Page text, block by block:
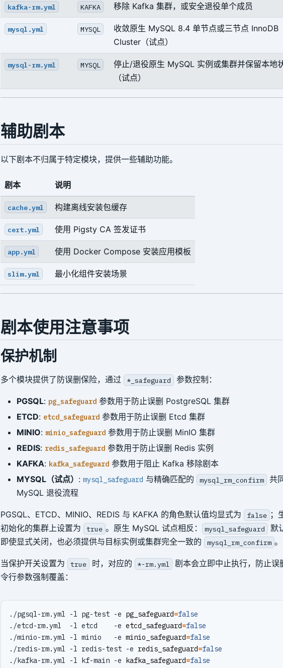
kafka-rm.yml KAFKA 移除 Kafka 集群，或安全退役单个成员
mysql.yml MYSQL
收敛原生 MySQL 8.4 单节点或三节点 InnoDB
Cluster（试点）
mysql-rm.yml MYSQL
停止/退役原生 MySQL 实例或集群并保留本地
（试点）
辅助剧本
以下剧本不归属于特定模块，提供一些辅助功能。
剧本 说明
cache.yml 构建离线安装包缓存
cert.yml 使用 Pigsty CA 签发证书
app.yml 使用 Docker Compose 安装应用模板
slim.yml 最小化组件安装场景
剧本使用注意事项
保护机制
多个模块提供了防误删保险，通过 *_safeguard 参数控制：
PGSQL: pg_safeguard 参数用于防止误删 PostgreSQL 集群
ETCD: etcd_safeguard 参数用于防止误删 Etcd 集群
MINIO: minio_safeguard 参数用于防止误删 MinIO 集群
REDIS: redis_safeguard 参数用于防止误删 Redis 实例
KAFKA: kafka_safeguard 参数用于阻止 Kafka 移除剧本
MYSQL（试点） : mysql_safeguard 与精确匹配的 mysql_rm_confirm
共
MySQL 退役流程
PGSQL、ETCD、MINIO、REDIS 与 KAFKA 的角色默认值均显式为 false ；
初始化的集群上设置为
true 。原生 MySQL 试点相反： mysql_safeguard
默
即使显式关闭，也必须提供与目标实例或集群完全一致的
mysql_rm_confirm 。
当保护开关设置为 true 时，对应的 *-rm.yml
剧本会立即中止执行，防止误
令行参数强制覆盖：
./pgsql-rm.yml -l pg-test -e pg_safeguard=false
./etcd-rm.yml  -l etcd    -e etcd_safeguard=false
./minio-rm.yml -l minio   -e minio_safeguard=false
./redis-rm.yml -l redis-test -e redis_safeguard=false
./kafka-rm.yml -l kf-main -e
kafka_safeguard=false